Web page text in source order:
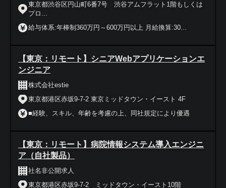
東京都渋谷区円山町6番7号 渋谷アムフラット1階もしくは
プロ...
給与体系:年棒制360万円～600万円以上 月給換算:30...
【東京：リモート】シニアWebアプリケーションエ
ンジニア
株式会社estie
東京都港区赤坂9-7-2 東京ミッドタウン・イースト 4F
■経験、スキル、年齢を考慮の上、同社規定により優遇
【東京：リモート】病院情報システム導入エンジニ
ア（自社製品）
社名非公開求人
東京都港区赤坂9-7-2 ミッドタウン・イースト10階